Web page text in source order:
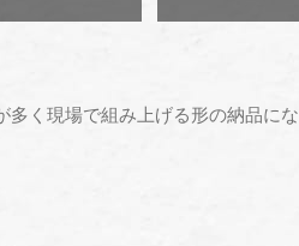
多く現場で組み上げる形の納品にな